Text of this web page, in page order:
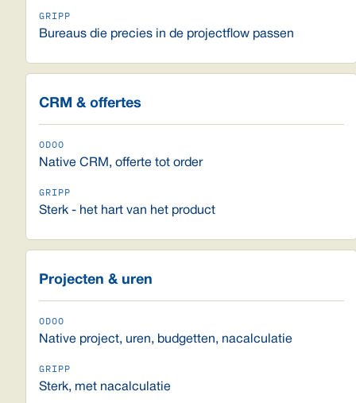
Bureaus die precies in de projectflow passen
CRM & offertes
Native CRM, offerte tot order
Sterk - het hart van het product
Projecten & uren
Native project, uren, budgetten, nacalculatie
Sterk, met nacalculatie